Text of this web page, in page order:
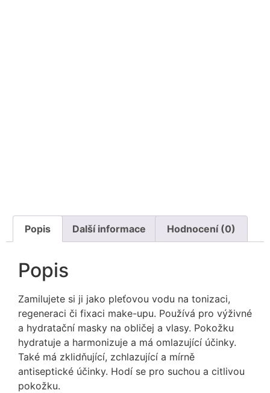
Popis Další informace Hodnocení (0)
Popis
Zamilujete si ji jako pleťovou vodu na tonizaci,
regeneraci či fixaci make-upu. Používá pro výživné
a hydratační masky na obličej a vlasy. Pokožku
hydratuje a harmonizuje a má omlazující účinky.
Také má zklidňující, zchlazující a mírně
antiseptické účinky. Hodí se pro suchou a citlivou
pokožku.